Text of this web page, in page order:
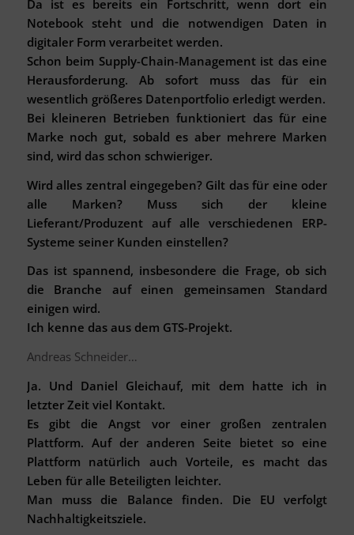
Da ist es bereits ein Fortschritt, wenn dort ein
Notebook steht und die notwendigen Daten in
digitaler Form verarbeitet werden.
Schon beim Supply-Chain-Management ist das eine
Herausforderung. Ab sofort muss das für ein
wesentlich größeres Datenportfolio erledigt werden.
Bei kleineren Betrieben funktioniert das für eine
Marke noch gut, sobald es aber mehrere Marken
sind, wird das schon schwieriger.
Wird alles zentral eingegeben? Gilt das für eine oder
alle Marken? Muss sich der kleine
Lieferant/Produzent auf alle verschiedenen ERP-
Systeme seiner Kunden einstellen?
Das ist spannend, insbesondere die Frage, ob sich
die Branche auf einen gemeinsamen Standard
einigen wird.
Ich kenne das aus dem GTS-Projekt.
Andreas Schneider…
Ja. Und Daniel Gleichauf, mit dem hatte ich in
letzter Zeit viel Kontakt.
Es gibt die Angst vor einer großen zentralen
Plattform. Auf der anderen Seite bietet so eine
Plattform natürlich auch Vorteile, es macht das
Leben für alle Beteiligten leichter.
Man muss die Balance finden. Die EU verfolgt
Nachhaltigkeitsziele.